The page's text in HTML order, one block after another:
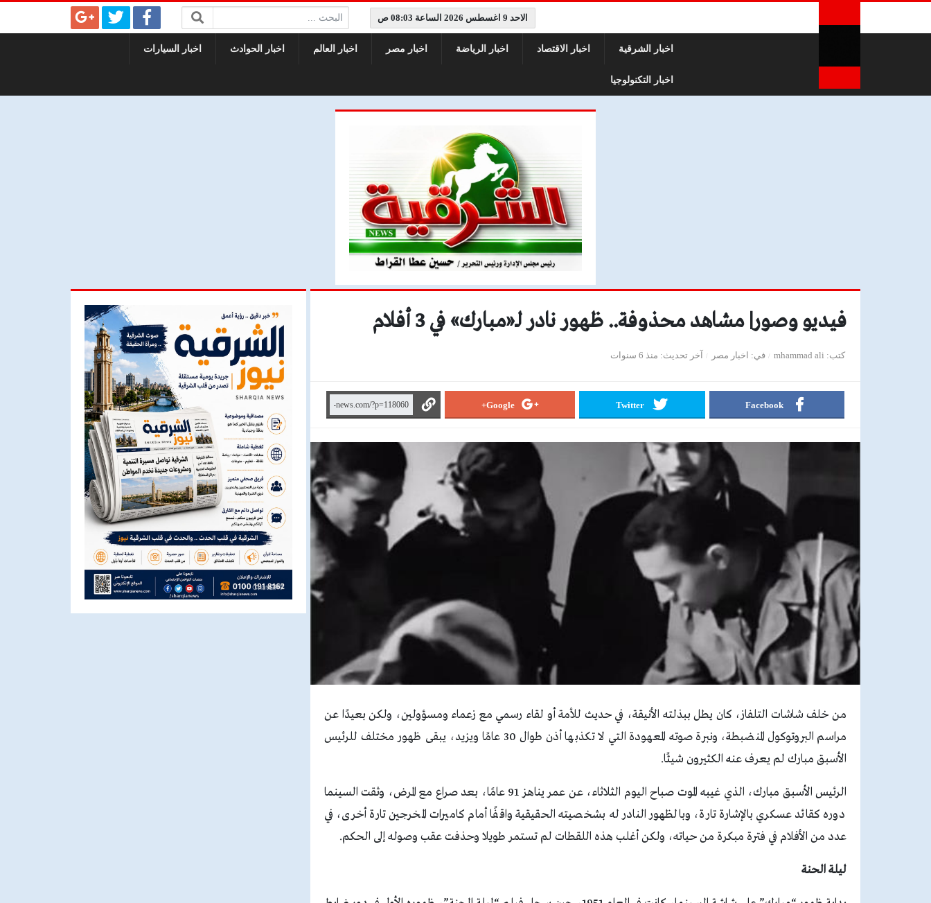
الاحد 9 اغسطس 2026 الساعة 08:03 ص البحث:
اخبار الشرقية اخبار الاقتصاد اخبار الرياضة اخبار مصر اخبار العالم اخبار الحوادث اخبار السيارات
اخبار التكنولوجيا
فيديو وصور| مشاهد محذوفة.. ظهور نادر لـ«مبارك» في 3 أفلام
كتب mhammad ali في اخبار مصر آخر تحديث منذ 6 سنوات
Facebook
Twitter
Google+
من خلف شاشات التلفاز، كان يطل ببذلته الأنيقة، في حديث للأمة أو لقاء رسمي مع زعماء ومسؤولين، ولكن بعيدًا عن
مراسم البروتوكول المنضبطة، ونبرة صوته المعهودة التي لا تكذبها أذن طوال 30 عامًا ويزيد، يبقى ظهور مختلف للرئيس
الأسبق مبارك لم يعرف عنه الكثيرون شيئًا.
الرئيس الأسبق مبارك، الذي غيبه الموت صباح اليوم الثلاثاء، عن عمر يناهز 91 عامًا، بعد صراع مع المرض، وثقت السينما
دوره كقائد عسكري بالإشارة تارة، وبالظهور النادر له بشخصيته الحقيقية واقفًا أمام كاميرات المخرجين تارة أخرى، في
عدد من الأفلام في فترة مبكرة من حياته، ولكن أغلب هذه اللقطات لم تستمر طويلا وحذفت عقب وصوله إلى الحكم.
ليلة الحنة